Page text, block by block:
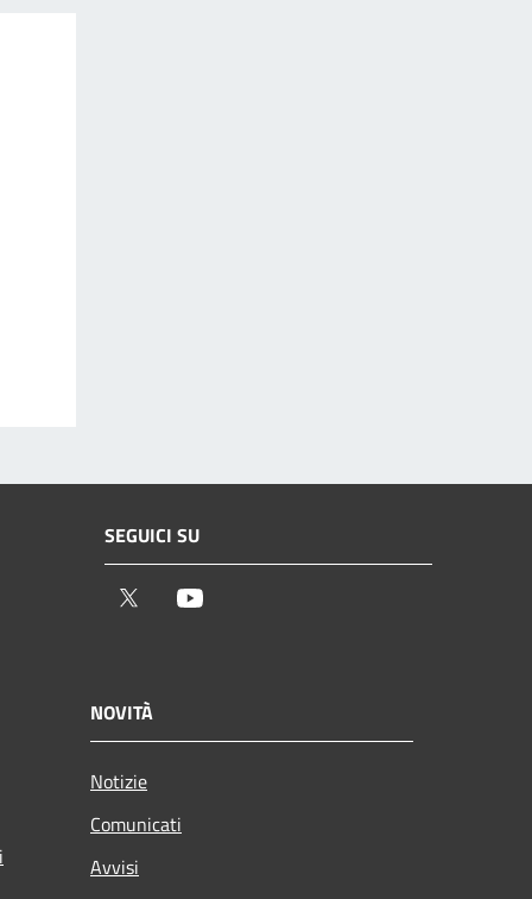
SEGUICI SU
Twitter
NOVITÀ
Notizie
Comunicati
Avvisi